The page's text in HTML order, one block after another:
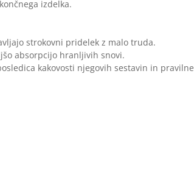
izdelka.
strokovni pridelek z malo truda.
absorpcijo hranljivih snovi.
kakovosti njegovih sestavin in pravilne